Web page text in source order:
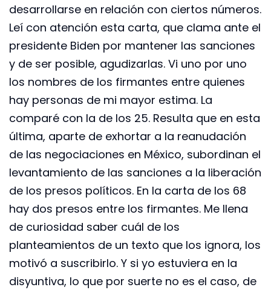
desarrollarse en relación con ciertos números.
Leí con atención esta carta, que clama ante el
presidente Biden por mantener las sanciones
y de ser posible, agudizarlas. Vi uno por uno
los nombres de los firmantes entre quienes
hay personas de mi mayor estima. La
comparé con la de los 25. Resulta que en esta
última, aparte de exhortar a la reanudación
de las negociaciones en México, subordinan el
levantamiento de las sanciones a la liberación
de los presos políticos. En la carta de los 68
hay dos presos entre los firmantes. Me llena
de curiosidad saber cuál de los
planteamientos de un texto que los ignora, los
motivó a suscribirlo. Y si yo estuviera en la
disyuntiva, lo que por suerte no es el caso, de